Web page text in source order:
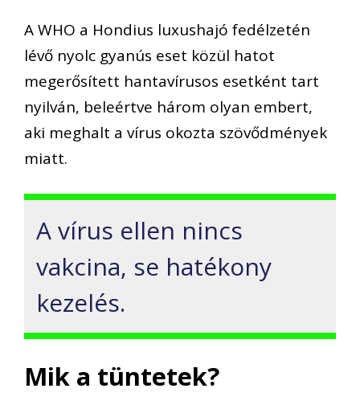
A WHO a Hondius luxushajó fedélzetén
lévő nyolc gyanús eset közül hatot
megerősített hantavírusos esetként tart
nyilván, beleértve három olyan embert,
aki meghalt a vírus okozta szövődmények
miatt.
A vírus ellen nincs
vakcina, se hatékony
kezelés.
Mik a tüntetek?